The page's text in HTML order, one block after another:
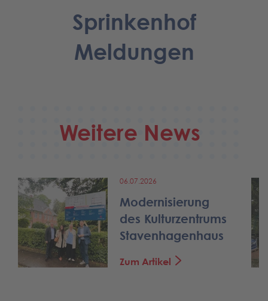
Sprinkenhof
Meldungen
Weitere News
06.07.2026
Modernisierung
des Kulturzentrums
Stavenhagenhaus
Zum Artikel